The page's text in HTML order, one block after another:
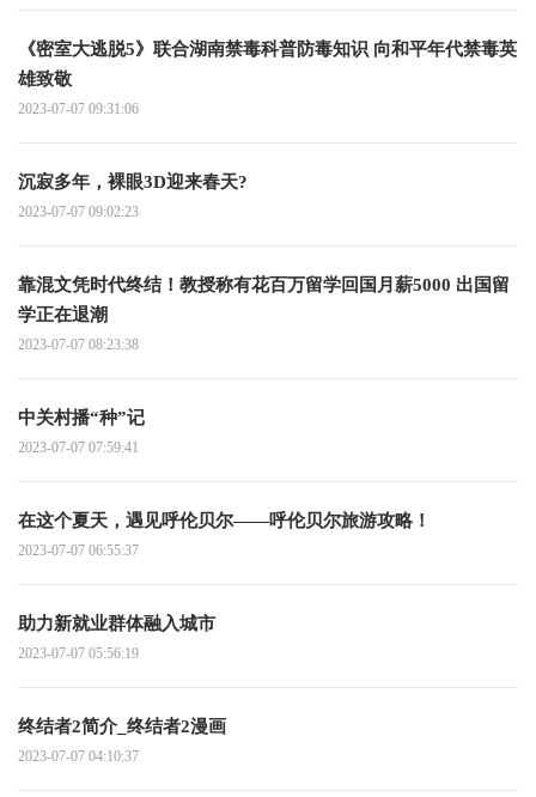
《密室大逃脱5》联合湖南禁毒科普防毒知识 向和平年代禁毒英
雄致敬
2023-07-07 09:31:06
沉寂多年，裸眼3D迎来春天?
2023-07-07 09:02:23
靠混文凭时代终结！教授称有花百万留学回国月薪5000 出国留
学正在退潮
2023-07-07 08:23:38
中关村播“种”记
2023-07-07 07:59:41
在这个夏天，遇见呼伦贝尔——呼伦贝尔旅游攻略！
2023-07-07 06:55:37
助力新就业群体融入城市
2023-07-07 05:56:19
终结者2简介_终结者2漫画
2023-07-07 04:10:37